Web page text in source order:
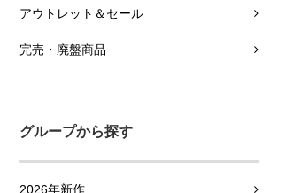
アウトレット＆セール
完売・廃盤商品
グループから探す
2026年新作